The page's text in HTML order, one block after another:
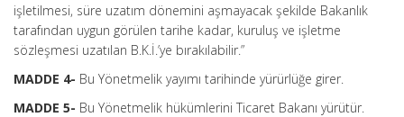
işletilmesi, süre uzatım dönemini aşmayacak şekilde Bakanlık
tarafından uygun görülen tarihe kadar, kuruluş ve işletme
sözleşmesi uzatılan B.K.İ.’ye bırakılabilir.”
MADDE 4- Bu Yönetmelik yayımı tarihinde yürürlüğe girer.
MADDE 5- Bu Yönetmelik hükümlerini Ticaret Bakanı yürütür.